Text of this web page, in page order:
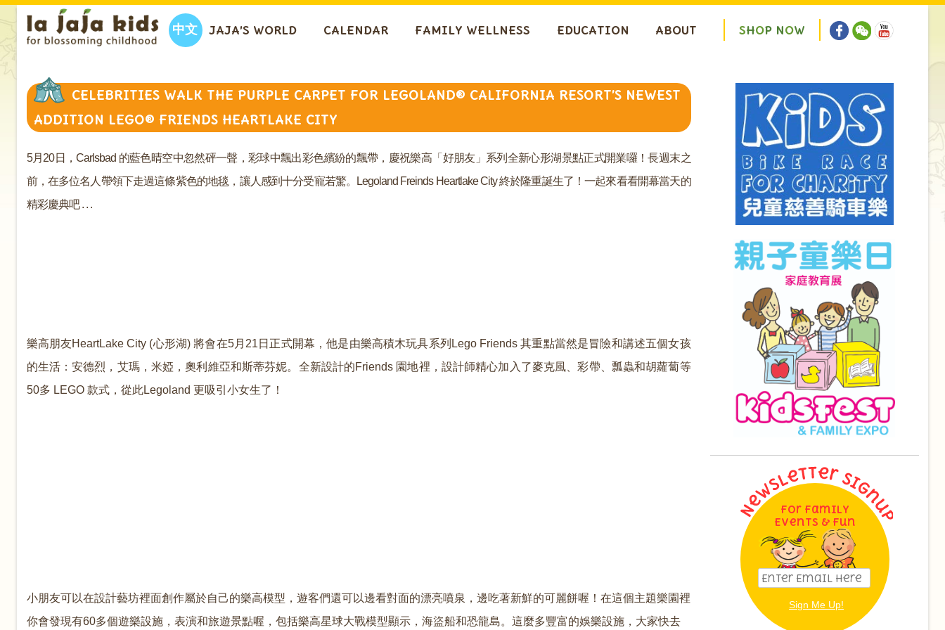
中文 JAJA’S WORLD CALENDAR FAMILY WELLNESS EDUCATION ABOUT SHOP NOW
CELEBRITIES WALK THE PURPLE CARPET FOR LEGOLAND® CALIFORNIA RESORT’S NEWEST
ADDITION LEGO® FRIENDS HEARTLAKE CITY
5月 20日，Carlsbad 的藍色晴空中忽然砰一聲，彩球中飄出彩色繽紛的飄帶，慶祝樂高「好朋友」系列全新心形湖景點正式開業囉！長週末之
前，在多位名人帶領下走過這條紫色的地毯，讓人感到十分受寵若驚。
Legoland Freinds Heartlake City終於隆重誕生了！一起來看看開幕當天的
精彩慶典吧. . .
樂高朋友HeartLake City (心形湖) 將會在5月 21 日正式開幕，他是由樂高積木玩具系列Lego Friends 其重點當然是冒險和講述五個女孩
的生活：安德烈，艾瑪，米婭，奧利維亞和斯蒂芬妮。全新設計的Friends 園地裡，設計師精心加入了麥克風、彩帶、瓢蟲和胡蘿蔔等
50多 LEGO 款式，從此Legoland 更吸引小女生了！
小朋友可以在設計藝坊裡面創作屬於自己的樂高模型，遊客們還可以邊看對面的漂亮噴泉，邊吃著新鮮的可麗餅喔！在這個主題樂園裡
你會發現有60多個遊樂設施，表演和旅遊景點喔，包括樂高星球大戰模型顯示，海盜船和恐龍島。這麼多豐富的娛樂設施，大家快去
For Family
Events & Fun